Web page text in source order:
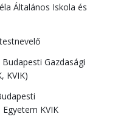
Általános Iskola és
Gazdasági
KVIK)
KVIK